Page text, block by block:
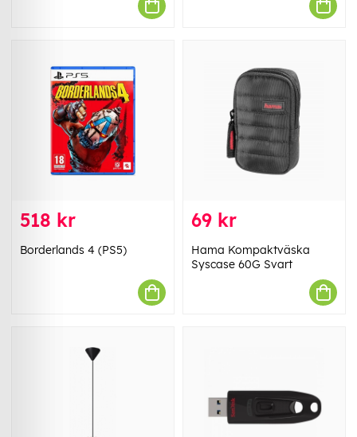
518 kr
Borderlands 4 (PS5)
69 kr
Hama Kompaktväska
Syscase 60G Svart